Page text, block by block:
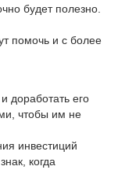
будет полезно.
помочь и с более
доработать его
чтобы им не
инвестиций
когда